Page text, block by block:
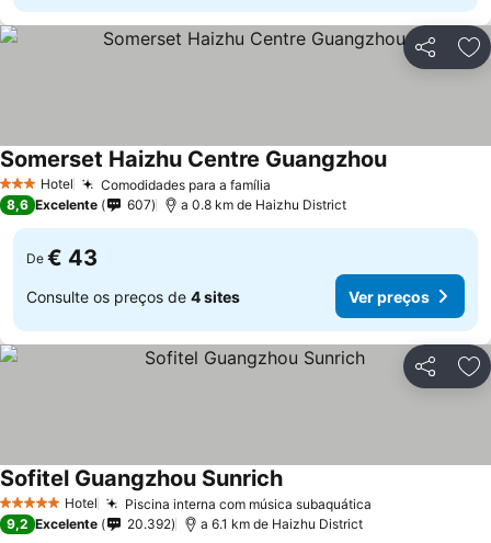
Partilhar
3 EstrelasHotel Comodidades para a família
Somerset Haizhu Centre Guangzhou
8,6 Excelente 607 a 0.8 km de Haizhu District
De € 43
Consulte os preços de 4 sites Ver preços
Partilhar
5 Estrelas Hotel Piscina interna com música subaquática
Sofitel Guangzhou Sunrich
9,2 Excelente 20.392 a 6.1 km de Haizhu District